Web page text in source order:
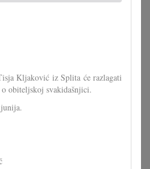
Kljaković iz Splita će razlagati
obiteljskoj svakidašnjici.